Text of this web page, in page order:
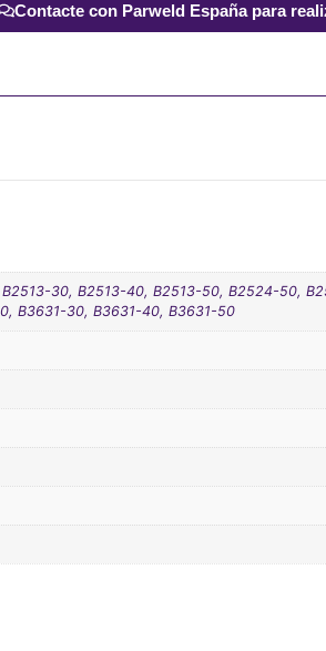
Contacte con Parweld España para
30, B2513-40, B2513-50, B2524-50,
B3631-30, B3631-40, B3631-50